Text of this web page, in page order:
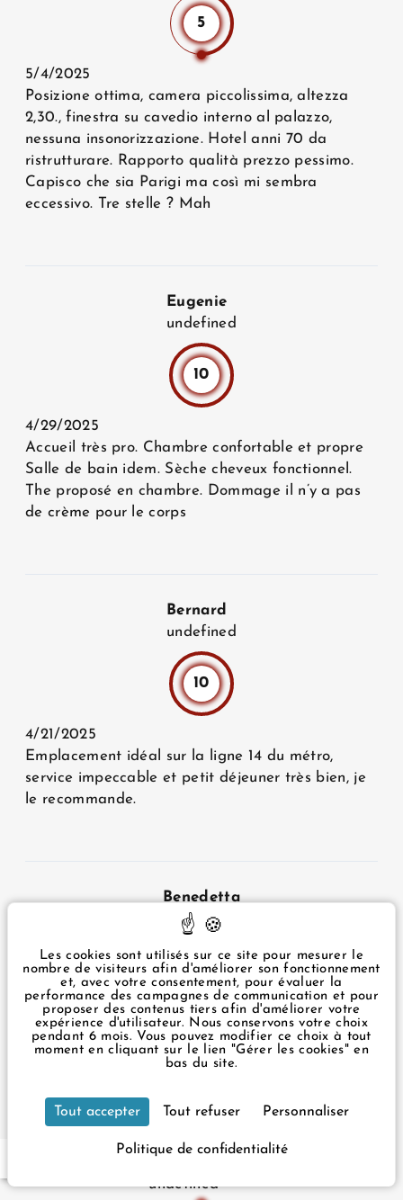
5
5/4/2025
Posizione ottima, camera piccolissima, altezza
2,30., finestra su cavedio interno al palazzo,
nessuna insonorizzazione. Hotel anni 70 da
ristrutturare. Rapporto qualità prezzo pessimo.
Capisco che sia Parigi ma così mi sembra
eccessivo. Tre stelle ? Mah
Eugenie
undefined
10
4/29/2025
Accueil très pro. Chambre confortable et propre
Salle de bain idem. Sèche cheveux fonctionnel.
The proposé en chambre. Dommage il n’y a pas
de crème pour le corps
Bernard
undefined
10
4/21/2025
Emplacement idéal sur la ligne 14 du métro,
service impeccable et petit déjeuner très bien, je
le recommande.
Benedetta
undefined
10
4/21/2025
Ottima la posizione, la pulizia molto scrupolosa e
le camere nuove e in ottimo stato
undefined
Les cookies sont utilisés sur ce site pour mesurer le
nombre de visiteurs afin d'améliorer son fonctionnement
et, avec votre consentement, pour évaluer la
performance des campagnes de communication et pour
proposer des contenus tiers afin d'améliorer votre
expérience d'utilisateur. Nous conservons votre choix
pendant 6 mois. Vous pouvez modifier ce choix à tout
moment en cliquant sur le lien "Gérer les cookies" en
bas du site.
Tout accepter Tout refuser Personnaliser
Politique de confidentialité